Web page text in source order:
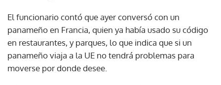
El funcionario contó que ayer conversó con un
panameño en Francia, quien ya había usado su código
en restaurantes, y parques, lo que indica que si un
panameño viaja a la UE no tendrá problemas para
moverse por donde desee.